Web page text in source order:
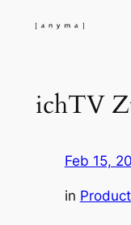
ichTV
Feb 15,
in